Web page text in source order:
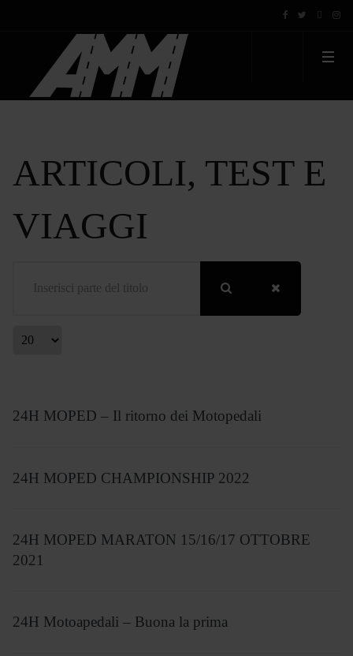
ARTICOLI, TEST E
VIAGGI
Visualizza #
24H MOPED – Il ritorno dei Motopedali
24H MOPED CHAMPIONSHIP 2022
24H MOPED MARATON 15/16/17 OTTOBRE
2021
24H Motoapedali – Buona la prima